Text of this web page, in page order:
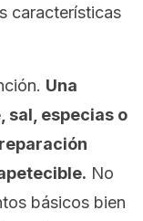
características
Una
sal, especias o
No
básicos bien